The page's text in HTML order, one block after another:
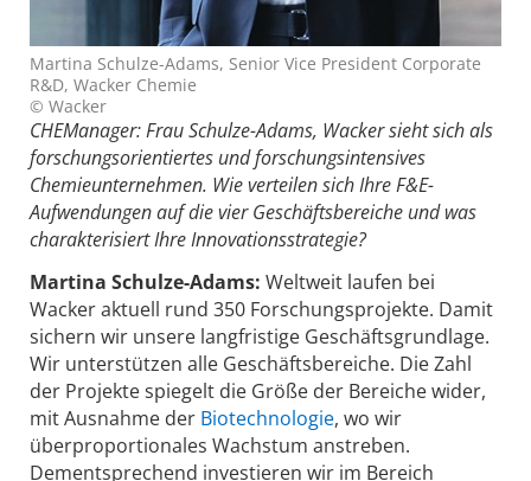
Martina Schulze-Adams, Senior Vice President Corporate
R&D, Wacker Chemie
© Wacker
CHEManager: Frau Schulze-Adams, Wacker sieht sich als
forschungsorientiertes und forschungsintensives
Chemieunternehmen. Wie verteilen sich Ihre F&E-
Aufwendungen auf die vier Geschäftsbereiche und was
charakterisiert Ihre Innovationsstrategie?
Martina Schulze-Adams: Weltweit laufen bei
Wacker aktuell rund 350 Forschungsprojekte. Damit
sichern wir unsere langfristige Geschäftsgrundlage.
Wir unterstützen alle Geschäftsbereiche. Die Zahl
der Projekte spiegelt die Größe der Bereiche wider,
mit Ausnahme der Biotechnologie, wo wir
überproportionales Wachstum anstreben.
Dementsprechend investieren wir im Bereich